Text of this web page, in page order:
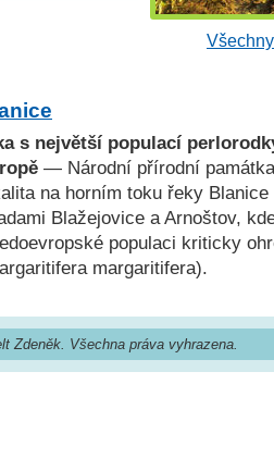
s největší populací
— Národní přírodní
na horním toku řeky
Blažejovice a Arnoštov,
populaci kriticky
margaritifera).
Zdeněk. Všechna práva vyhrazena.